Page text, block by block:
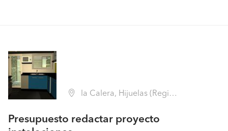
la Calera, Hijuelas (Región V Valparaíso - Quillota)
Presupuesto redactar proyecto